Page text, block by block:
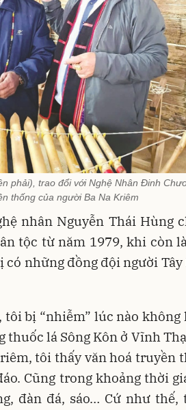
phải), trao đổi với Nghệ Nhân Đinh
thống của người Ba Na Kriêm
nhân Nguyễn Thái Hùng
tộc từ năm 1979, khi còn
những đồng đội người
bị “nhiễm” lúc nào không
thuốc lá Sông Kôn ở Vĩnh
tôi thấy văn hoá truyền
Cũng trong khoảng thời
đàn đá, sáo… Cứ như